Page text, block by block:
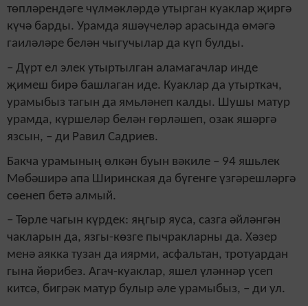
төпләрендәге чүлмәкләрдә утырган куаклар җиргә
күчә барды. Урамда яшәүчеләр арасында өмәгә
гаиләләре белән чыгучылар да күп булды.
– Дүрт ел элек утыртылган аламагачлар инде
җимеш бирә башлаган иде. Куаклар да утырткач,
урамыбыз тагын да ямьләнеп калды. Шушы матур
урамда, күршеләр белән гөрләшеп, озак яшәргә
язсын, – ди Равил Садриев.
Бакча урамының өлкән буын вәкиле – 94 яшьлек
Мөбәширә апа Ширинская да бүгенге үзгәрешләргә
сөенеп бетә алмый.
– Төрле чагын күрдек: яңгыр яуса, сазга әйләнгән
чакларын да, язгы-көзге пычракларны да. Хәзер
менә аякка тузан да иярми, асфальтан, тротуардан
гына йөрибез. Агач-куаклар, яшел үләннәр үсеп
китсә, бигрәк матур булыр әле урамыбыз, – ди ул.